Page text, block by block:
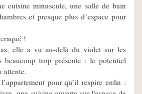
cuisine minuscule, une salle de bain
et presque plus d’espace pour
!
elle a vu au-delà du violet sur les
beaucoup trop présente : le potentiel
attente.
pour qu’il respire enfin :